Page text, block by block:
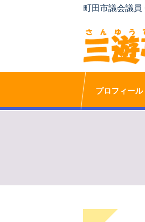
町田市議会議
プロフィール